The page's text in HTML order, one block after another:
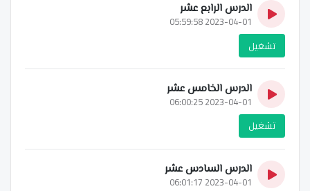
الدرس الرابع عشر
2023-04-01 05:59:58
تشغيل
الدرس الخامس عشر
2023-04-01 06:00:25
تشغيل
الدرس السادس عشر
2023-04-01 06:01:17